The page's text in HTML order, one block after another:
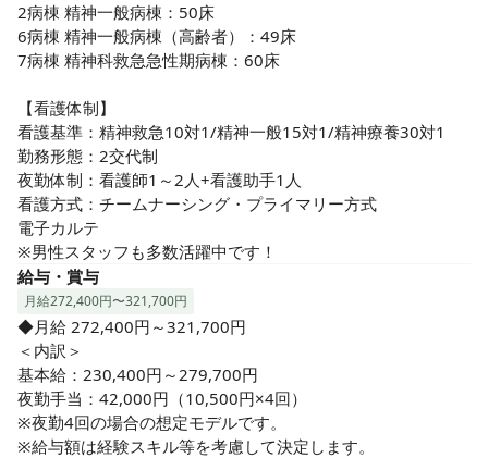
2病棟 精神一般病棟：50床
6病棟 精神一般病棟（高齢者）：49床
7病棟 精神科救急急性期病棟：60床
【看護体制】
看護基準：精神救急10対1/精神一般15対1/精神療養30対1
勤務形態：2交代制
夜勤体制：看護師1～2人+看護助手1人
看護方式：チームナーシング・プライマリー方式
電子カルテ
※男性スタッフも多数活躍中です！
給与・賞与
月給272,400円〜321,700円
◆月給 272,400円～321,700円
＜内訳＞
基本給：230,400円～279,700円
夜勤手当：42,000円（10,500円×4回）
※夜勤4回の場合の想定モデルです。
※給与額は経験スキル等を考慮して決定します。